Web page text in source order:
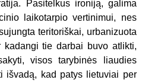
Pasitelkus ironiją, galima
laikotarpio vertinimui, nes
teritoriškai, urbanizuota
kadangi tie darbai buvo atlikti,
visos tarybinės liaudies
išvadą, kad patys lietuviai per